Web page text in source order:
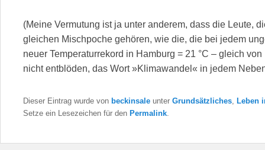
(Meine Vermutung ist ja unter anderem, dass die Leute,
gleichen Mischpoche gehören, wie die, die bei jedem
neuer Temperaturrekord in Hamburg = 21 °C – gleich
nicht entblöden, das Wort »Klimawandel« in jedem
Dieser Eintrag wurde von beckinsale unter Grundsätzliches Leben
Setze ein Lesezeichen für den Permalink